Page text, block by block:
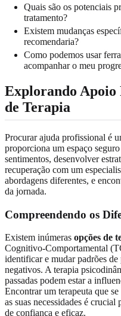
Quais são os potenciais
tratamento?
Existem mudanças
recomendaria?
Como podemos usar
acompanhar o meu
Explorando Apoio
de Terapia
Procurar ajuda profissional é
proporciona um espaço
sentimentos, desenvolver
recuperação com um
abordagens diferentes, e
da jornada.
Compreendendo os
Existem inúmeras opções de
Cognitivo-Comportamental
identificar e mudar padrões
negativos. A terapia
passadas podem estar a
Encontrar um terapeuta que
as suas necessidades é
de confiança e eficaz.